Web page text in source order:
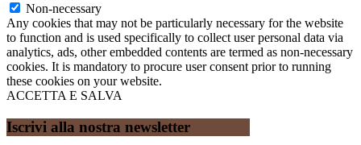
Non-necessary
Any cookies that may not be particularly necessary for the website
to function and is used specifically to collect user personal data via
analytics, ads, other embedded contents are termed as non-necessary
cookies. It is mandatory to procure user consent prior to running
these cookies on your website.
ACCETTA E SALVA
Iscrivi alla nostra newsletter